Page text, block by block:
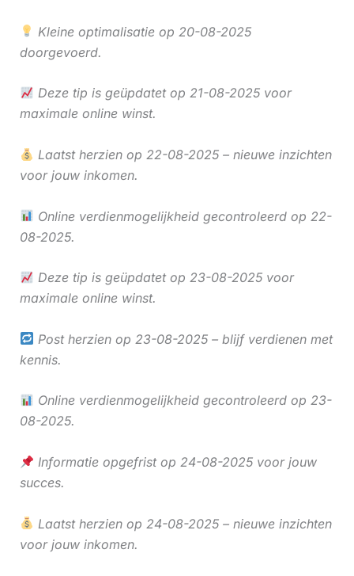
Kleine optimalisatie op 20-08-2025
doorgevoerd.
Deze tip is geüpdatet op 21-08-2025 voor
maximale online winst.
Laatst herzien op 22-08-2025 – nieuwe inzichten
voor jouw inkomen.
Online verdienmogelijkheid gecontroleerd op 22-
08-2025.
Deze tip is geüpdatet op 23-08-2025 voor
maximale online winst.
Post herzien op 23-08-2025 – blijf verdienen met
kennis.
Online verdienmogelijkheid gecontroleerd op 23-
08-2025.
Informatie opgefrist op 24-08-2025 voor jouw
succes.
Laatst herzien op 24-08-2025 – nieuwe inzichten
voor jouw inkomen.